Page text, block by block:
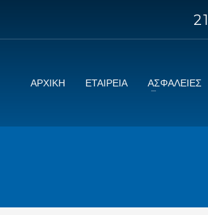
ΑΡΧΙΚΗ ΕΤΑΙΡΕΙΑ ΑΣΦΑΛΕΙΕΣ